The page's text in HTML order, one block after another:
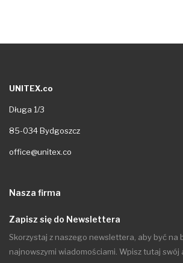
UNITEX.co
Długa 1/3
85-034 Bydgoszcz
office@unitex.co
Nasza firma
Zapisz się do Newslettera
Skorzystaj z naszego newslettera, aby być na
najnowszymi wiadomościami. Wpisz tutaj swój